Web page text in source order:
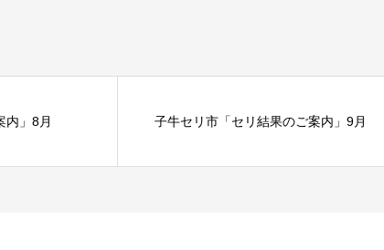
内」8月 子牛セリ市「セリ結果のご案内」9月